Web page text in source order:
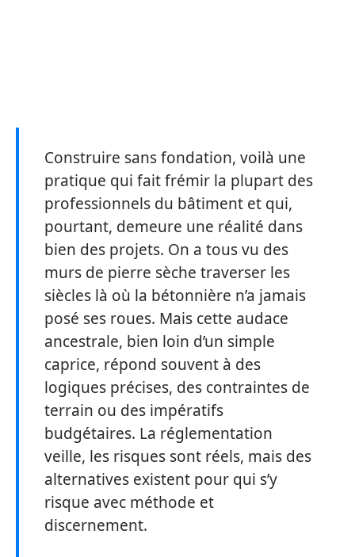
Construire sans fondation, voilà une
pratique qui fait frémir la plupart des
professionnels du bâtiment et qui,
pourtant, demeure une réalité dans
bien des projets. On a tous vu des
murs de pierre sèche traverser les
siècles là où la bétonnière n’a jamais
posé ses roues. Mais cette audace
ancestrale, bien loin d’un simple
caprice, répond souvent à des
logiques précises, des contraintes de
terrain ou des impératifs
budgétaires. La réglementation
veille, les risques sont réels, mais des
alternatives existent pour qui s’y
risque avec méthode et
discernement.